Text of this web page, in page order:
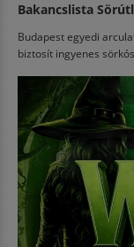
Bakancslista
Budapest egyedi
biztosít ingyenes